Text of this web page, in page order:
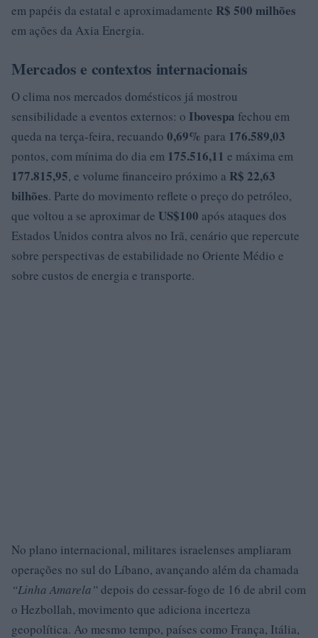
em papéis da estatal e aproximadamente R$ 500 milhões
em ações da Axia Energia.
Mercados e contextos internacionais
O clima nos mercados domésticos já mostrou
sensibilidade a eventos externos: o Ibovespa fechou em
queda na terça-feira, recuando 0,69% para 176.589,03
pontos, com mínima do dia em 175.516,11 e máxima em
177.815,95, e volume financeiro próximo a R$ 22,63
bilhões. Parte do movimento reflete o preço do petróleo,
que voltou a se aproximar de US$100 após ataques dos
Estados Unidos contra alvos no Irã, cenário que repercute
sobre perspectivas de estabilidade no Oriente Médio e
sobre custos de energia e transporte.
No plano internacional, militares israelenses ampliaram
operações no sul do Líbano, avançando além da chamada
“Linha Amarela”depois do cessar-fogo de 16 de abril com
o Hezbollah, movimento que adiciona incerteza
geopolítica. Ao mesmo tempo, países como França, Itália,